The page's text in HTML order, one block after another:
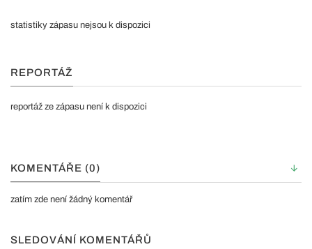
statistiky zápasu nejsou k dispozici
REPORTÁŽ
reportáž ze zápasu není k dispozici
KOMENTÁŘE (0)
zatím zde není žádný komentář
SLEDOVÁNÍ KOMENTÁŘŮ